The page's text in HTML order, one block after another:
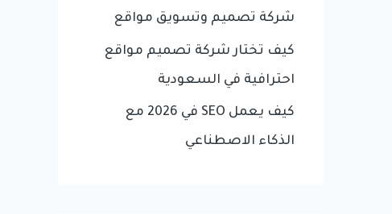
شركة تصميم وتسويق مواقع
كيف تختار شركة تصميم مواقع
احترافية في السعودية
كيف يعمل SEO في 2026 مع
الذكاء الاصطناعي